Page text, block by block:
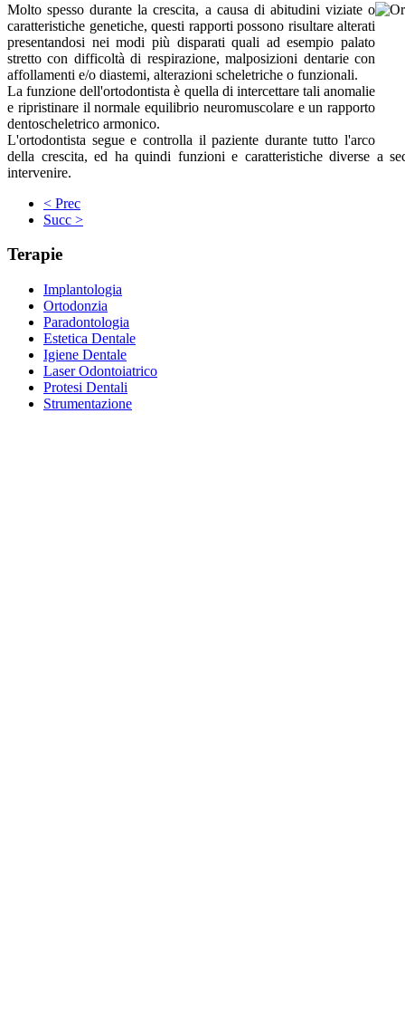
Molto spesso durante la crescita, a causa di abitudini viziate o
caratteristiche genetiche, questi rapporti possono risultare alterati
presentandosi nei modi più disparati quali ad esempio palato
stretto con difficoltà di respirazione, malposizioni dentarie con
affollamenti e/o diastemi, alterazioni scheletriche o funzionali.
La funzione dell'ortodontista è quella di intercettare tali anomalie
e ripristinare il normale equilibrio neuromuscolare e un rapporto
dentoscheletrico armonico.
L'ortodontista segue e controlla il paziente durante tutto l'arco
della crescita, ed ha quindi funzioni e caratteristiche diverse a
intervenire.
< Prec
Succ >
Terapie
Implantologia
Ortodonzia
Paradontologia
Estetica Dentale
Igiene Dentale
Laser Odontoiatrico
Protesi Dentali
Strumentazione